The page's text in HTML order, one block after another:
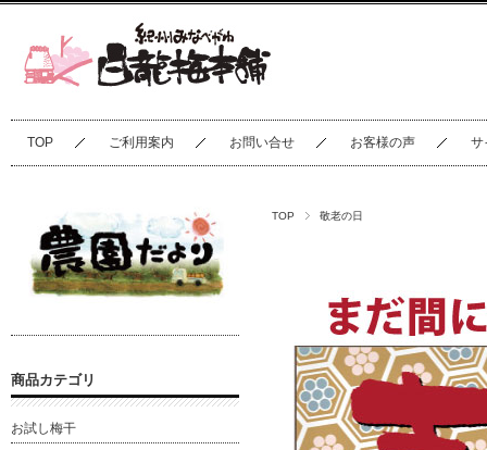
TOP ご利用案内 お問い合せ お客様の声 サ
TOP 敬老の日
商品カテゴリ
お試し梅干